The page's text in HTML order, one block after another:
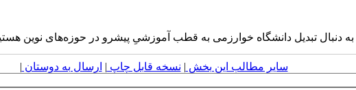
دنبال تبدیل دانشگاه خوارزمی به قطب آموزشیِ پیشرو در حوزه‌های نوین
سایر مطالب این بخش | نسخه قابل چاپ | ارسال به دوستان |